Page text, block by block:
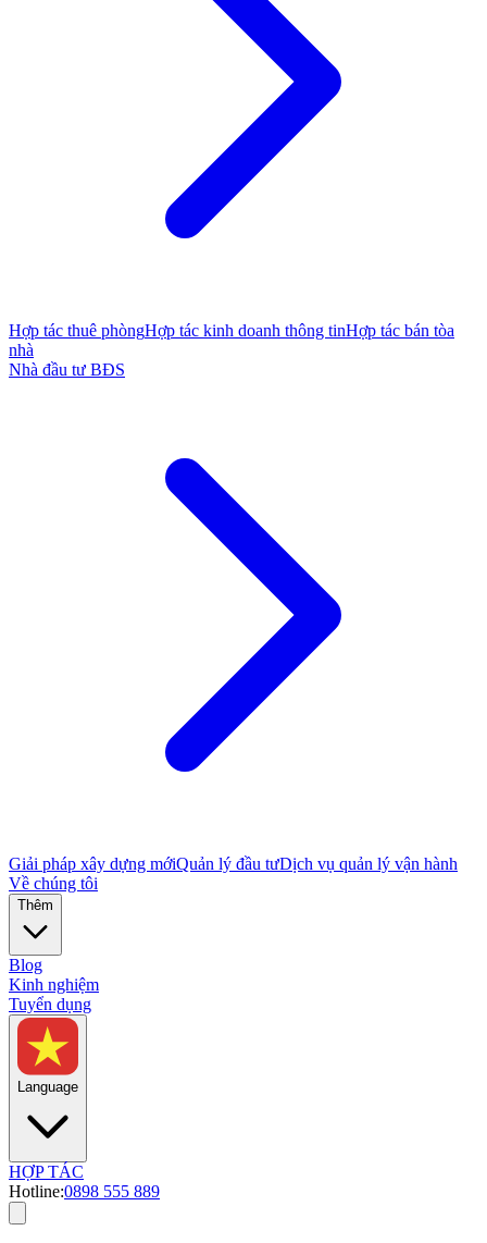
Hợp tác thuê phòngHợp tác kinh doanh thông tinHợp tác bán tòa
nhà
Nhà đầu tư BĐS
Giải pháp xây dựng mớiQuản lý đầu tưDịch vụ quản lý vận hành
Về chúng tôi
Thêm
Blog
Kinh nghiệm
Tuyển dụng
Language
HỢP TÁC
Hotline:0898 555 889